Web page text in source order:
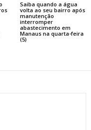
Saiba quando a água
volta ao seu bairro após
manutenção
interromper
abastecimento em
Manaus na quarta-feira
(5)